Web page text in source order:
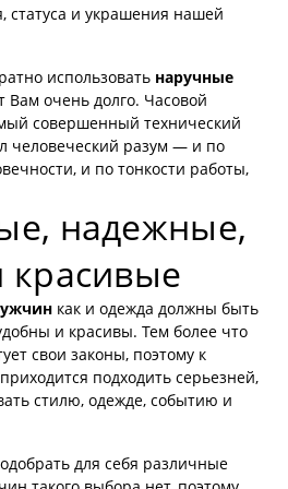
статуса и украшения нашей
использовать наручные
Вам очень долго. Часовой
совершенный технический
человеческий разум — и по
и по тонкости работы,
надежные,
красивые
как и одежда должны быть
и красивы. Тем более что
свои законы, поэтому к
подходить серьезней,
стилю, одежде, событию и
для себя различные